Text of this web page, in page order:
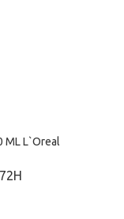
ML L`Oreal